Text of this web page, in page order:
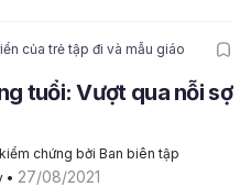
của trẻ tập đi và mẫu giáo
tuổi: Vượt qua nỗi sợ
chứng bởi Ban biên tập
• 27/08/2021